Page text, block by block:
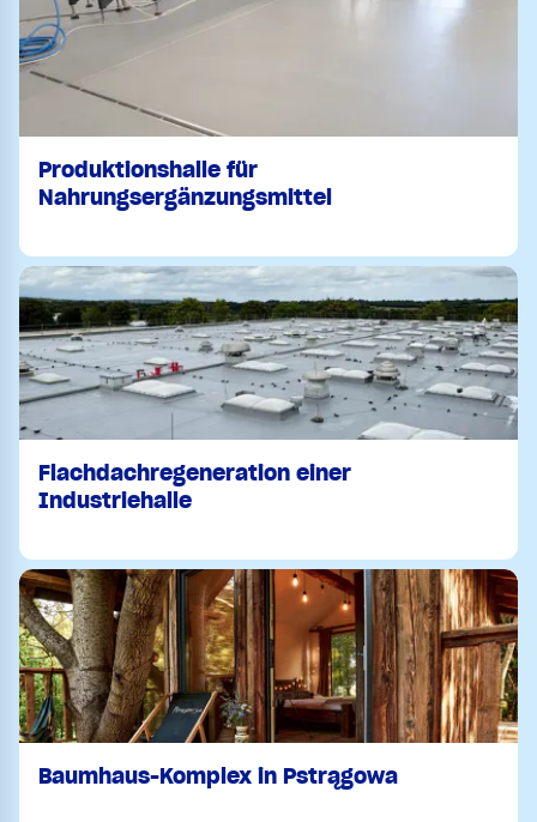
Produktionshalle für
Nahrungsergänzungsmittel
Flachdachregeneration einer
Industriehalle
Baumhaus-Komplex in Pstrągowa